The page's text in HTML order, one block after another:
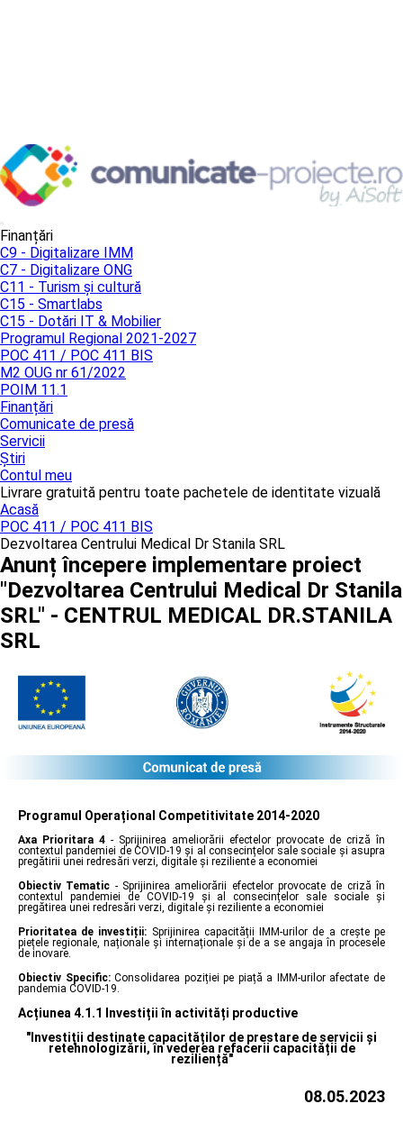
Finanțări
C9 - Digitalizare IMM
C7 - Digitalizare ONG
C11 - Turism și cultură
C15 - Smartlabs
C15 - Dotări IT & Mobilier
Programul Regional 2021-2027
POC 411 / POC 411 BIS
M2 OUG nr 61/2022
POIM 11.1
Finanțări
Comunicate de presă
Servicii
Știri
Contul meu
Livrare gratuită pentru toate pachetele de identitate vizuală
Acasă
POC 411 / POC 411 BIS
Dezvoltarea Centrului Medical Dr Stanila SRL
Anunț începere implementare proiect
"Dezvoltarea Centrului Medical Dr Stanila
SRL" - CENTRUL MEDICAL DR.STANILA
SRL
Programul Operațional Competitivitate 2014-2020
Axa Prioritara 4 - Sprijinirea ameliorării efectelor provocate de criză în
contextul pandemiei de COVID-19 și al consecințelor sale sociale și asupra
pregătirii unei redresări verzi, digitale și reziliente a economiei
Obiectiv Tematic - Sprijinirea ameliorării efectelor provocate de criză în
contextul pandemiei de COVID-19 și al consecințelor sale sociale și
pregătirea unei redresări verzi, digitale și reziliente a economiei
Prioritatea de investiții: Sprijinirea capacității IMM-urilor de a crește pe
piețele regionale, naționale și internaționale și de a se angaja în procesele
de inovare.
Obiectiv Specific:Consolidarea poziției pe piață a IMM-urilor afectate de
pandemia COVID-19.
Acțiunea 4.1.1 Investiții în activități productive
"Investiții destinate capacităților de prestare de servicii și
retehnologizării, în vederea refacerii capacității de
reziliență"
08.05.2023